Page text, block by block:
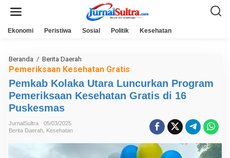
Ekonomi Peristiwa Sosial Politik Kesehatan
Beranda / Berita Daerah
e
m
k
b
a
Pemeriksaan Kesehatan Gratis
Pemkab Kolaka Utara Luncurkan Program
Pemeriksaan Kesehatan Gratis di 16
Puskesmas
JurnalSultra
05/03/2025
Berita Daerah Kesehatan